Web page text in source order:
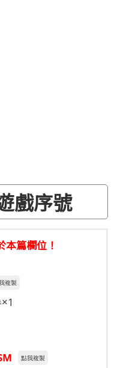
戲序號
篇欄位！
複製
點我複製